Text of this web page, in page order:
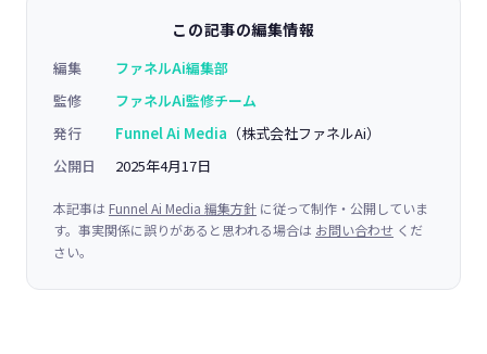
この記事の編集情報
編集
ファネルAi編集部
監修
ファネルAi監修チーム
発行
Funnel Ai Media （株式会社ファネルAi）
公開日
2025年4月17日
本記事は Funnel Ai Media 編集方針 に従って制作・公開していま
す。事実関係に誤りがあると思われる場合は お問い合わせ くだ
さい。